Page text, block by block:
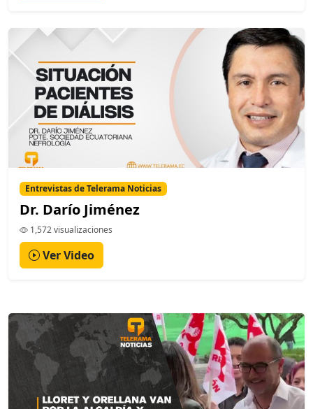
Entrevistas de Telerama Noticias
Dr. Darío Jiménez
1,572 visualizaciones
Ver Video